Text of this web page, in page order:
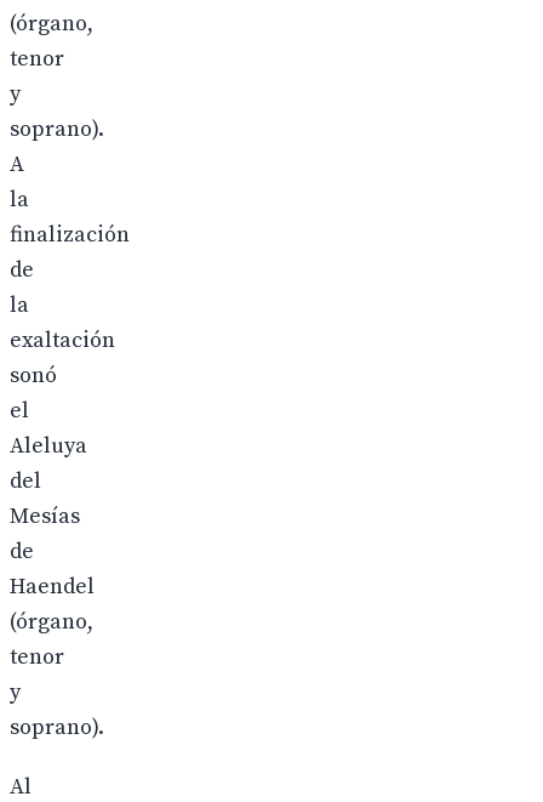
(órgano,
tenor
y
soprano).
A
la
finalización
de
la
exaltación
sonó
el
Aleluya
del
Mesías
de
Haendel
(órgano,
tenor
y
soprano).
Al